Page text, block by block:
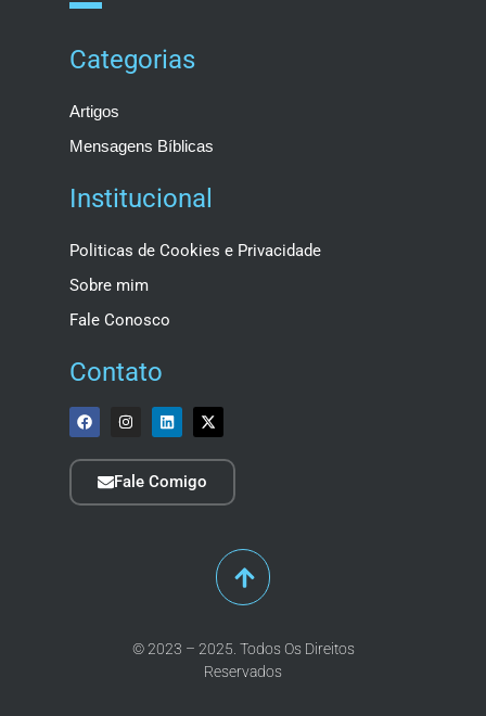
Categorias
Artigos
Mensagens Bíblicas
Institucional
Politicas de Cookies e Privacidade
Sobre mim
Fale Conosco
Contato
Fale Comigo
© 2023 – 2025. Todos Os Direitos
Reservados